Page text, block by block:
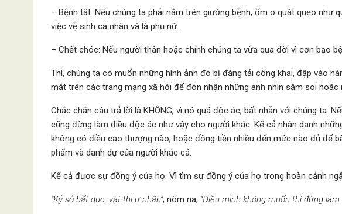
– Bệnh tật: Nếu chúng ta phải nằm trên giường bệnh, ốm o quặt quẹo như
việc vệ sinh cá nhân và là phụ nữ…
– Chết chóc: Nếu người thân hoặc chính chúng ta vừa qua đời vì cơn bạo
Thì, chúng ta có muốn những hình ảnh đó bị đăng tải công khai, đập vào
mắt trên các trang mạng xã hội để đón nhận những ánh nhìn săm soi hoặc
Chắc chắn câu trả lời là KHÔNG, vì nó quá độc ác, bất nhẫn với chúng ta.
cũng đừng làm điều độc ác như vậy cho người khác. Kể cả nhân danh
không có điều cao thượng nào, hoặc đồng tiền nhiều đến mức nào đủ để
phẩm và danh dự của người khác cả.
Kể cả được sự đồng ý của họ. Vì tìm sự đồng ý của họ trong hoàn cảnh
“Kỷ sở bất dục, vật thi ư nhân”, nôm na, “Điều mình không muốn thì đừng làm